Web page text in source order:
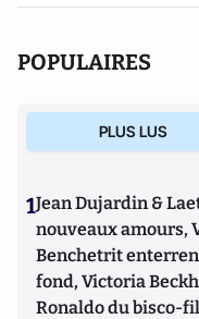
POPULAIRES
PLUS LUS
1Jean Dujardin &
nouveaux amours,
Benchetrit
fond, Victoria
Ronaldo du bisco-